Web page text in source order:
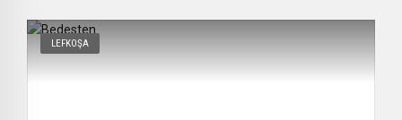
LEFKOŞA